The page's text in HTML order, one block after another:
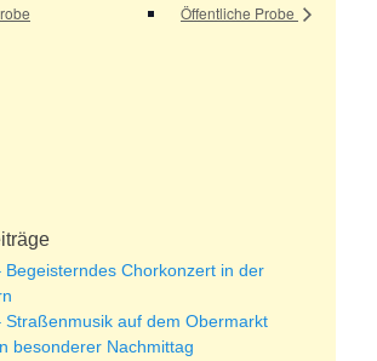
Öffentliche Probe
Begeisterndes Chorkonzert in der
Straßenmusik auf dem Obermarkt
besonderer Nachmittag